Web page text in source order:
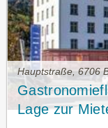
Hauptstraße, 6706
Lage zur